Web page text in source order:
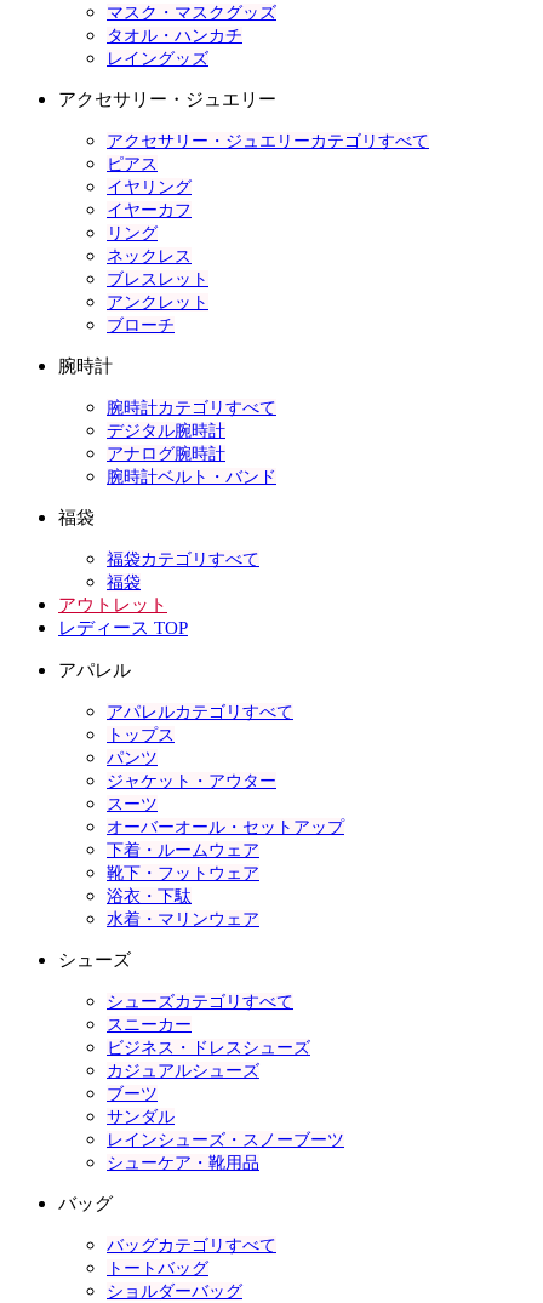
マスク・マスクグッズ
タオル・ハンカチ
レイングッズ
アクセサリー・ジュエリー
アクセサリー・ジュエリーカテゴリすべて
ピアス
イヤリング
イヤーカフ
リング
ネックレス
ブレスレット
アンクレット
ブローチ
腕時計
腕時計カテゴリすべて
デジタル腕時計
アナログ腕時計
腕時計ベルト・バンド
福袋
福袋カテゴリすべて
福袋
アウトレット
レディース TOP
アパレル
アパレルカテゴリすべて
トップス
パンツ
ジャケット・アウター
スーツ
オーバーオール・セットアップ
下着・ルームウェア
靴下・フットウェア
浴衣・下駄
水着・マリンウェア
シューズ
シューズカテゴリすべて
スニーカー
ビジネス・ドレスシューズ
カジュアルシューズ
ブーツ
サンダル
レインシューズ・スノーブーツ
シューケア・靴用品
バッグ
バッグカテゴリすべて
トートバッグ
ショルダーバッグ